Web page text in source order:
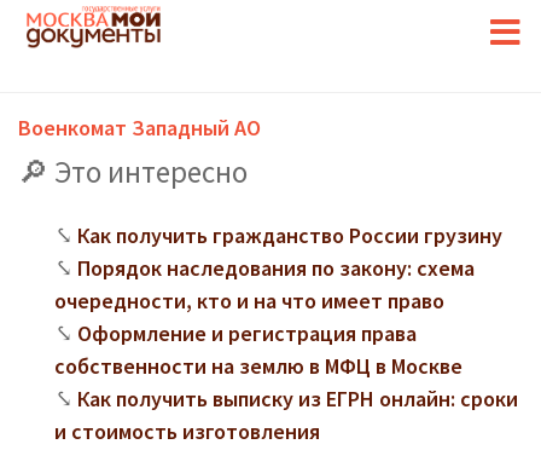
Военкомат Западный АО
Это интересно
Как получить гражданство России грузину
Порядок наследования по закону: схема
очередности, кто и на что имеет право
Оформление и регистрация права
собственности на землю в МФЦ в Москве
Как получить выписку из ЕГРН онлайн: сроки
и стоимость изготовления